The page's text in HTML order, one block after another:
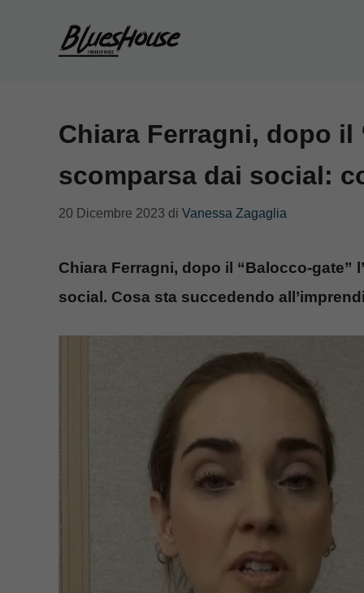
Chiara Ferragni, dopo il
scomparsa dai social:
20 Dicembre 2023 di Vanessa Zagaglia
Chiara Ferragni, dopo il “Balocco-gate”
social. Cosa sta succedendo